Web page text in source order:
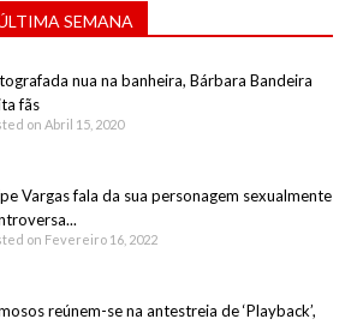
SEMANA
nua na banheira, Bárbara Bandeira
fãs
on Abril 15, 2020
Vargas fala da sua personagem sexualmente
on Fevereiro 16, 2022
reúnem-se na antestreia de ‘Playback’,